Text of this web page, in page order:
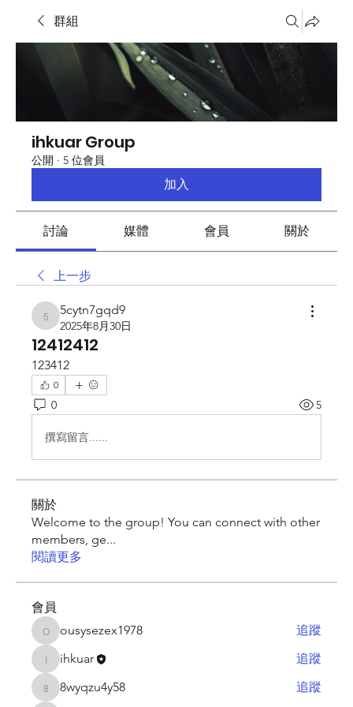
群組
ihkuar Group
公開 · 5 位會員
加入
討論 媒體 會員 關於
上一步
5cytn7gqd9
5cytn7gqd9
2025年8月30日
12412412
123412
0
0 5
撰寫留言......
關於
Welcome to the group! You can connect with other
members, ge...
閱讀更多
會員
ousysezex1978
ousysezex1978 追蹤
ihkuarihkuar 追蹤
8wyqzu4y58
8wyqzu4y58 追蹤